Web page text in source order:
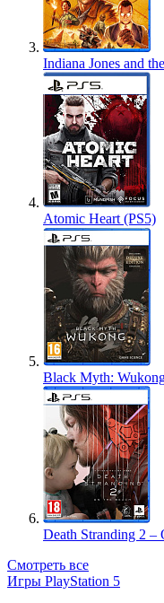
Indiana Jones and
Atomic Heart (PS5)
Black Myth:
Death Stranding 2 –
Смотреть все
Игры PlayStation 5